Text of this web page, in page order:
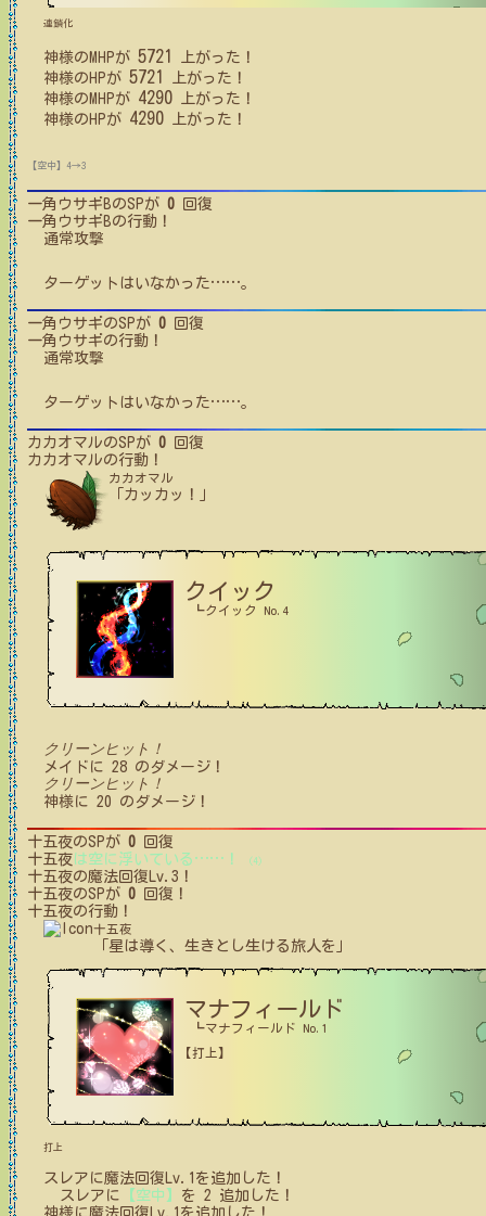
連鎖化
神様の MHPが 5721
上がった！
神様の HPが 5721
上がった！
神様の MHPが 4290 上がった！
神様の HPが 4290 上がった！
【空中】4→3
一角ウサギBのSPが 0 回復
一角ウサギBの行動！
通常攻撃
ターゲットはいなかった……。
一角ウサギのSPが 0 回復
一角ウサギの行動！
通常攻撃
ターゲットはいなかった……。
カカオマルのSPが 0 回復
カカオマルの行動！
カカオマル
「カッカッ！」
クイック
┗クイック No.4
クリーンヒット！
メイド に 28 のダメージ！
クリーンヒット！
神様に 20 のダメージ！
十五夜のSPが 0 回復
十五夜 は空に浮いている …… ！ (4)
十五夜の魔法回復Lv.3！
十五夜のSPが 0 回復！
十五夜の行動！
十五夜
「星は導く、生きとし生ける旅人を」
マナフィールド
┗マナフィールド No.1
【打上】
打上
スレア に魔法回復Lv.1 を追加した！
スレア に 【空中】 を 2 追加した！
神様に魔法回復Lv.1 を追加した！